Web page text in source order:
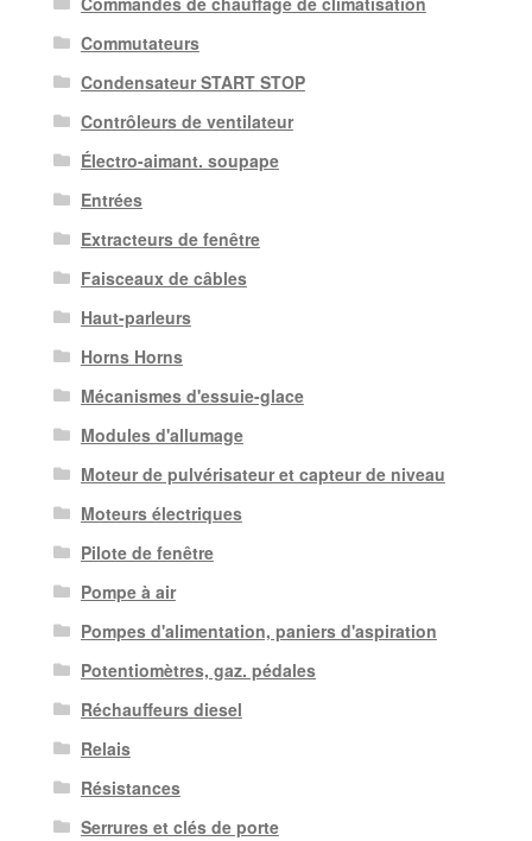
Commutateurs
Condensateur START STOP
Contrôleurs de ventilateur
Électro-aimant. soupape
Entrées
Extracteurs de fenêtre
Faisceaux de câbles
Haut-parleurs
Horns Horns
Mécanismes d'essuie-glace
Modules d'allumage
Moteur de pulvérisateur et capteur de niveau
Moteurs électriques
Pilote de fenêtre
Pompe à air
Pompes d'alimentation, paniers d'aspiration
Potentiomètres, gaz. pédales
Réchauffeurs diesel
Relais
Résistances
Serrures et clés de porte